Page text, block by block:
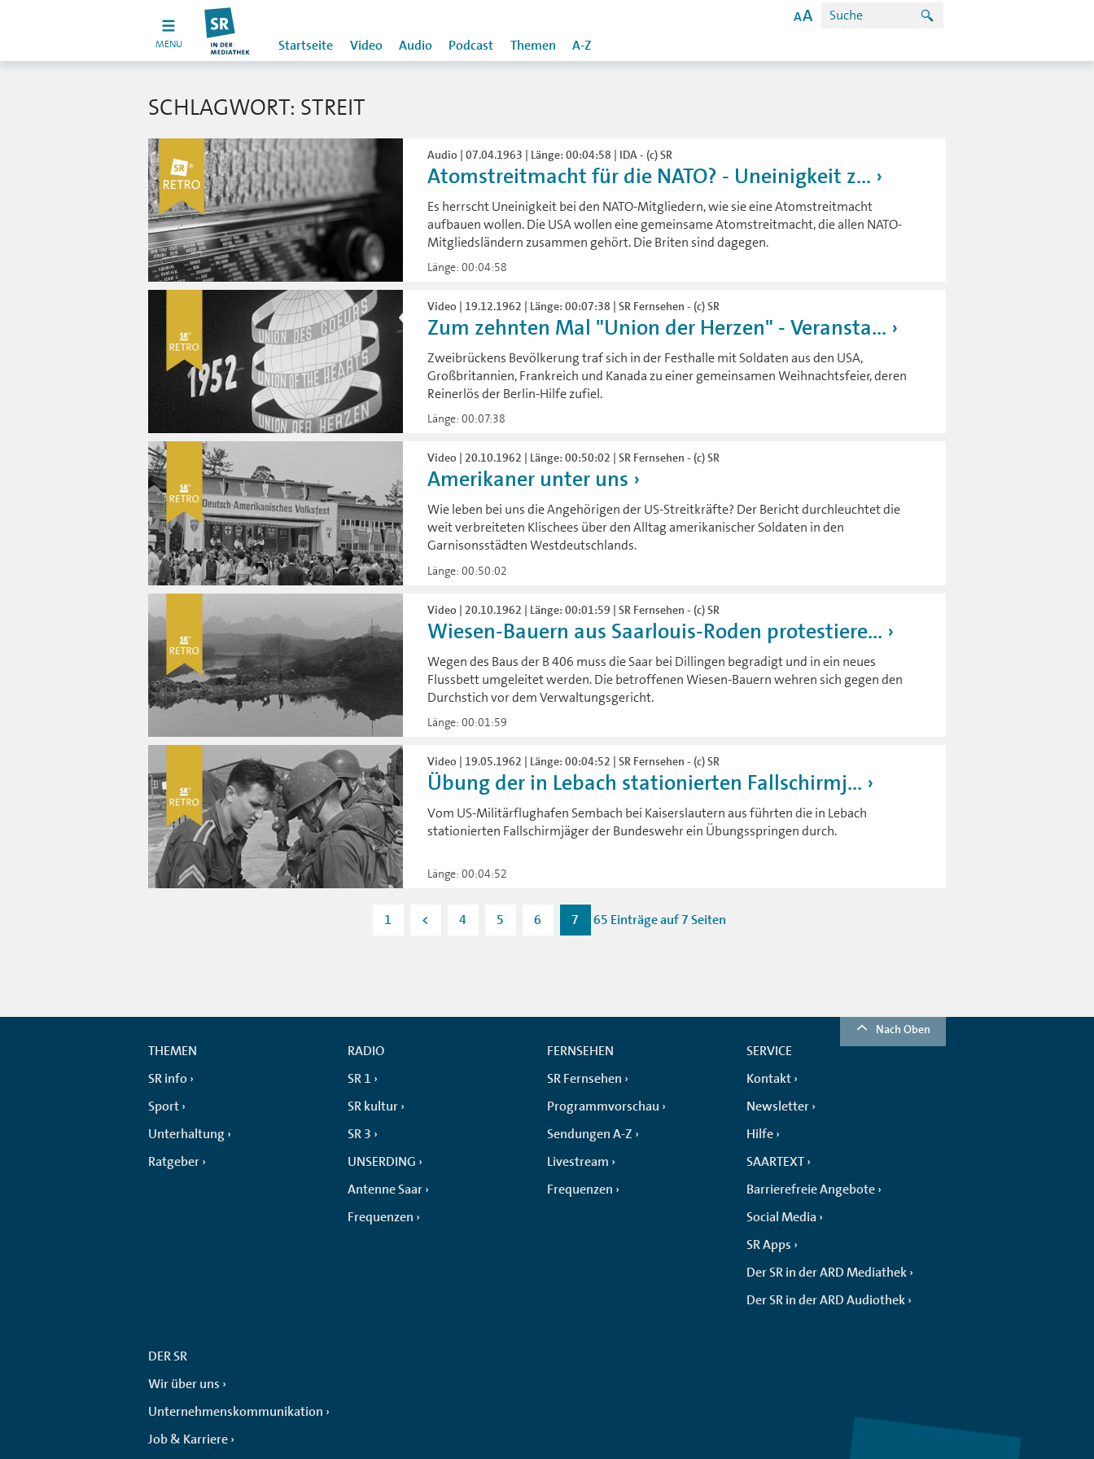
MENU Startseite Video Audio Podcast Themen A-Z
SCHLAGWORT: STREIT
Audio | 07.04.1963 | Länge: 00:04:58 | IDA - (c) SR
Atomstreitmacht für die NATO? - Uneinigkeit z...
Es herrscht Uneinigkeit bei den NATO-Mitgliedern, wie sie eine Atomstreitmacht
aufbauen wollen. Die USA wollen eine gemeinsame Atomstreitmacht, die allen NATO-
Mitgliedsländern zusammen gehört. Die Briten sind dagegen.
Länge: 00:04:58
Video | 19.12.1962 | Länge: 00:07:38 | SR Fernsehen - (c) SR
Zum zehnten Mal "Union der Herzen" - Veransta...
Zweibrückens Bevölkerung traf sich in der Festhalle mit Soldaten aus den USA,
Großbritannien, Frankreich und Kanada zu einer gemeinsamen Weihnachtsfeier, deren
Reinerlös der Berlin-Hilfe zufiel.
Länge: 00:07:38
Video | 20.10.1962 | Länge: 00:50:02 | SR Fernsehen - (c) SR
Amerikaner unter uns
Wie leben bei uns die Angehörigen der US-Streitkräfte? Der Bericht durchleuchtet die
weit verbreiteten Klischees über den Alltag amerikanischer Soldaten in den
Garnisonsstädten Westdeutschlands.
Länge: 00:50:02
Video | 20.10.1962 | Länge: 00:01:59 | SR Fernsehen - (c) SR
Wiesen-Bauern aus Saarlouis-Roden protestiere...
Wegen des Baus der B 406 muss die Saar bei Dillingen begradigt und in ein neues
Flussbett umgeleitet werden. Die betroffenen Wiesen-Bauern wehren sich gegen den
Durchstich vor dem Verwaltungsgericht.
Länge: 00:01:59
Video | 19.05.1962 | Länge: 00:04:52 | SR Fernsehen - (c) SR
Übung der in Lebach stationierten Fallschirmj...
Vom US-Militärflughafen Sembach bei Kaiserslautern aus führten die in Lebach
stationierten Fallschirmjäger der Bundeswehr ein Übungsspringen durch.
Länge: 00:04:52
1 < 4 5 6 7 65 Einträge auf 7 Seiten
Nach Oben
THEMEN
SR info
Sport
Unterhaltung
Ratgeber
RADIO
SR 1
SR kultur
SR 3
UNSERDING
Antenne Saar
Frequenzen
FERNSEHEN
SR Fernsehen
Programmvorschau
Sendungen A-Z
Livestream
Frequenzen
SERVICE
Kontakt
Newsletter
Hilfe
SAARTEXT
Barrierefreie Angebote
Social Media
SR Apps
Der SR in der ARD Mediathek
Der SR in der ARD Audiothek
DER SR
Wir über uns
Unternehmenskommunikation
Job & Karriere